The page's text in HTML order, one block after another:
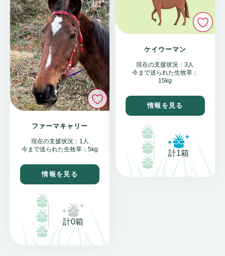
いいね
ファーマキャリー
現在の支援状況：1人
今まで送られた生牧草：5kg
情報を見る
計0箱
ケイウーマン
現在の支援状況：3人
今まで送られた生牧草：
15kg
情報を見る
計1箱